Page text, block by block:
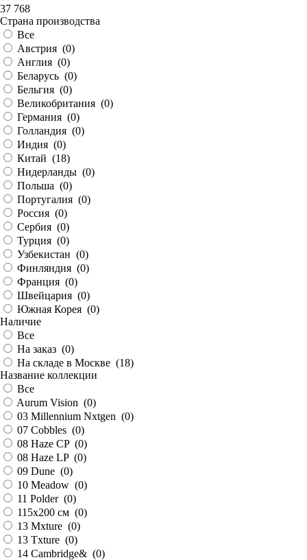
37 768
Страна производства
Все
Австрия (0)
Англия (0)
Беларусь (0)
Бельгия (0)
Великобритания (0)
Германия (0)
Голландия (0)
Индия (0)
Китай (18)
Нидерланды (0)
Польша (0)
Португалия (0)
Россия (0)
Сербия (0)
Турция (0)
Узбекистан (0)
Финляндия (0)
Франция (0)
Швейцария (0)
Южная Корея (0)
Наличие
Все
На заказ (0)
На складе в Москве (18)
Название коллекции
Все
Aurum Vision (0)
03 Millennium Nxtgen (0)
07 Cobbles (0)
08 Haze CP (0)
08 Haze LP (0)
09 Dune (0)
10 Meadow (0)
11 Polder (0)
115х200 см (0)
13 Mxture (0)
13 Txture (0)
14 Cambridge& (0)